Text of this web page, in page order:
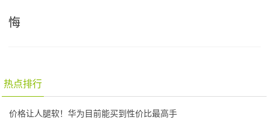
悔
热点排行
价格让人腿软！华为目前能买到性价比最高手